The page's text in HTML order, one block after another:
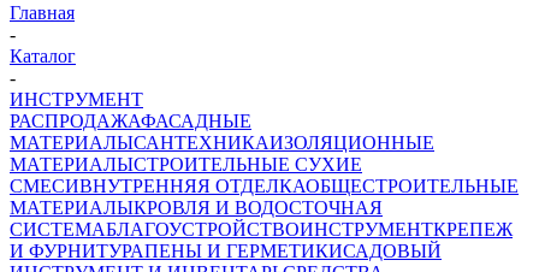
Главная
-
Каталог
-
ИНСТРУМЕНТ
РАСПРОДАЖАФАСАДНЫЕ
МАТЕРИАЛЫСАНТЕХНИКАИЗОЛЯЦИОННЫЕ
МАТЕРИАЛЫСТРОИТЕЛЬНЫЕ СУХИЕ
СМЕСИВНУТРЕННЯЯ ОТДЕЛКАОБЩЕСТРОИТЕЛЬНЫЕ
МАТЕРИАЛЫКРОВЛЯ И ВОДОСТОЧНАЯ
СИСТЕМАБЛАГОУСТРОЙСТВОИНСТРУМЕНТКРЕПЕЖ
И ФУРНИТУРАПЕНЫ И ГЕРМЕТИКИСАДОВЫЙ